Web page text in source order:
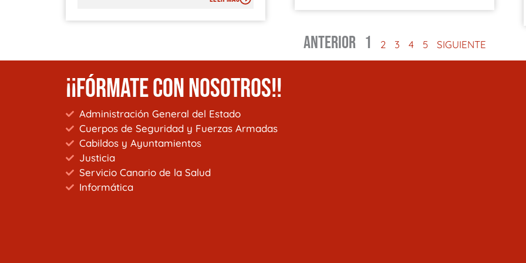
ANTERIOR 1 2 3 4 5 SIGUIENTE
¡¡FÓRMATE CON NOSOTROS!!
Administración General del Estado
Cuerpos de Seguridad y Fuerzas Armadas
Cabildos y Ayuntamientos
Justicia
Servicio Canario de la Salud
Informática